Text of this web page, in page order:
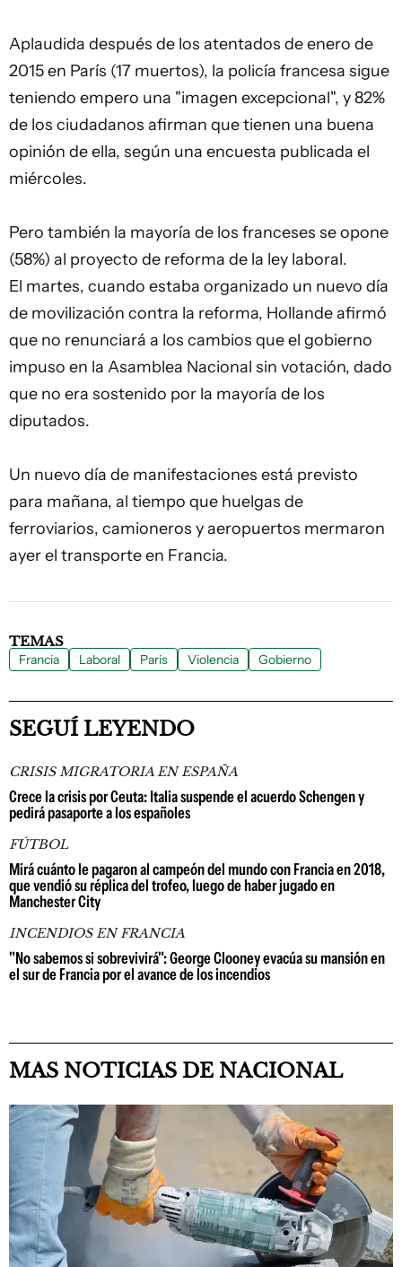
Aplaudida después de los atentados de enero de
2015 en París (17 muertos), la policía francesa sigue
teniendo empero una "imagen excepcional", y 82%
de los ciudadanos afirman que tienen una buena
opinión de ella, según una encuesta publicada el
miércoles.
Pero también la mayoría de los franceses se opone
(58%) al proyecto de reforma de la ley laboral.
El martes, cuando estaba organizado un nuevo día
de movilización contra la reforma, Hollande afirmó
que no renunciará a los cambios que el gobierno
impuso en la Asamblea Nacional sin votación, dado
que no era sostenido por la mayoría de los
diputados.
Un nuevo día de manifestaciones está previsto
para mañana, al tiempo que huelgas de
ferroviarios, camioneros y aeropuertos mermaron
ayer el transporte en Francia.
TEMAS
Francia Laboral Paris Violencia Gobierno
SEGUÍ LEYENDO
CRISIS MIGRATORIA EN ESPAÑA
Crece la crisis por Ceuta: Italia suspende el acuerdo Schengen y
pedirá pasaporte a los españoles
FÚTBOL
Mirá cuánto le pagaron al campeón del mundo con Francia en 2018,
que vendió su réplica del trofeo, luego de haber jugado en
Manchester City
INCENDIOS EN FRANCIA
"No sabemos si sobrevivirá": George Clooney evacúa su mansión en
el sur de Francia por el avance de los incendios
MAS NOTICIAS DE NACIONAL